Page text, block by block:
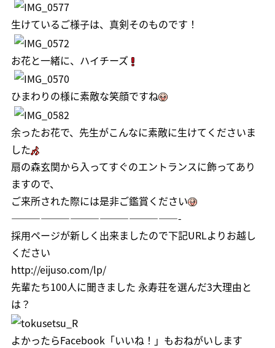
生けているご様子は、真剣そのものです！
お花と一緒に、ハイチーズ
ひまわりの様に素敵な笑顔ですね
余ったお花で、先生がこんなに素敵に生けてくださいま
した
扇の森玄関から入ってすぐのエントランスに飾ってあり
ますので、
ご来所された際には是非ご鑑賞ください
—————————————————-
採用ページが新しく出来ましたので下記URLよりお越し
ください
http://eijuso.com/lp/
先輩たち100人に聞きました 永寿荘を選んだ3大理由と
は？
よかったらFacebook「いいね！」 もおねがいします